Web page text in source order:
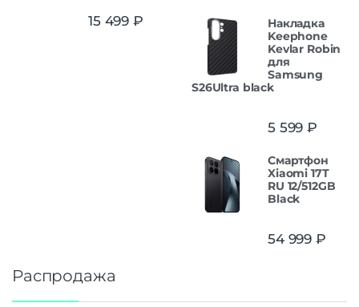
15 499 ₽
Накладка
Keephone
Kevlar Robin
для
Samsung
S26Ultra black
5 599 ₽
Смартфон
Xiaomi 17T
RU 12/512GB
Black
54 999 ₽
Распродажа